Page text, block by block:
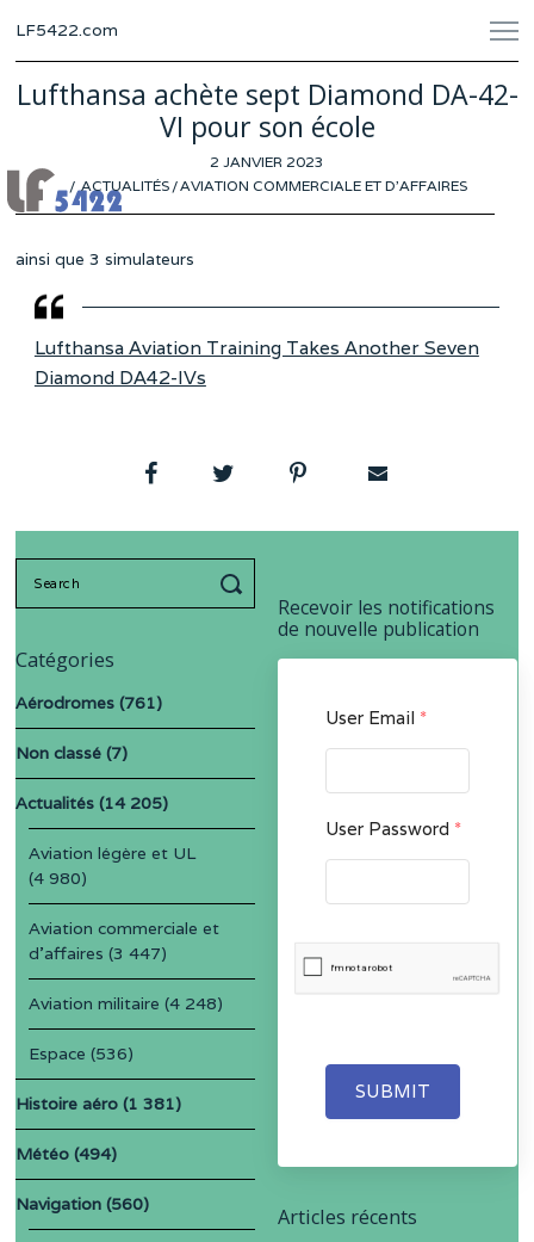
LF5422.com
Lufthansa achète sept Diamond DA-42-
VI pour son école
POSTED
ON
2 JANVIER 2023
DÉCEMBRE
ACTUALITÉS /AVIATION COMMERCIALE ET D'AFFAIRES
ainsi que 3 simulateurs
Lufthansa Aviation Training Takes Another Seven
Diamond DA42-IVs
Recevoir les notifications
de nouvelle publication
User Email *
User Password *
SUBMIT
Catégories
Aérodromes (761)
Non classé (7)
Actualités (14 205)
Aviation légère et UL
(4 980)
Aviation commerciale et
d'affaires (3 447)
Aviation militaire (4 248)
Espace (536)
Histoire aéro (1 381)
Météo (494)
Navigation (560) Articles récents